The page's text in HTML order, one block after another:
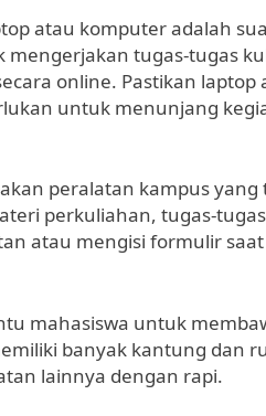
atau komputer adalah
tugas-tugas
online. Pastikan
untuk menunjang
peralatan kampus
perkuliahan, tugas-
atau mengisi formulir
mahasiswa untuk
banyak kantung dan
lainnya dengan rapi.